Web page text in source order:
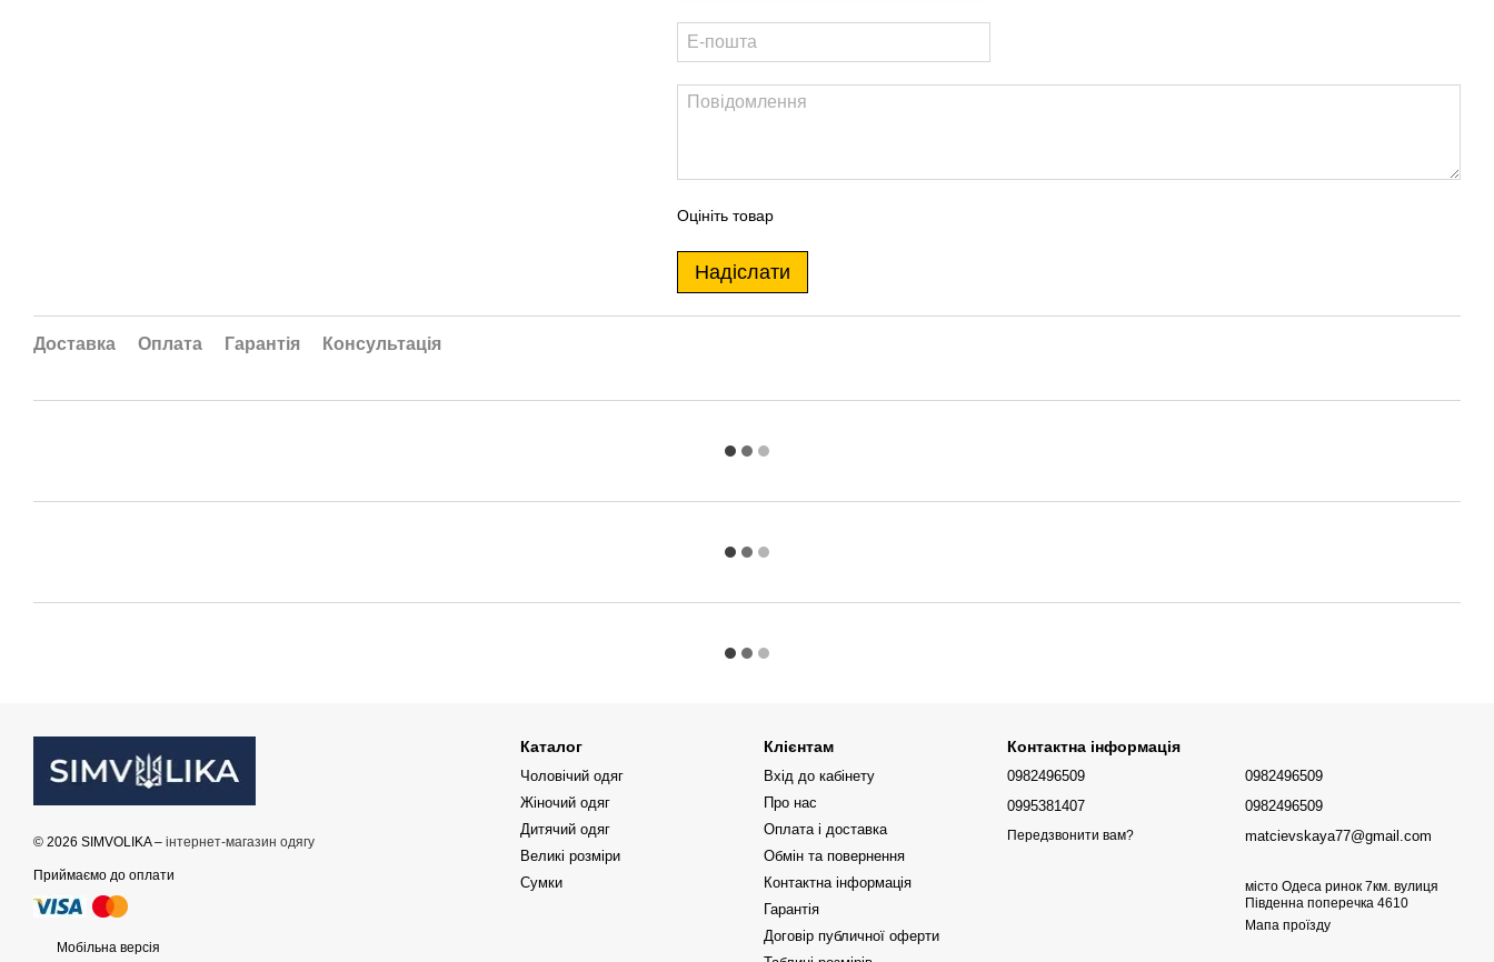
Оцініть товар
Надіслати
Доставка Оплата Гарантія Консультація
© 2026 SIMVOLIKA – інтернет-магазин одягу
Приймаємо до оплати
Мобільна версія
Каталог
Чоловічий одяг
Жіночий одяг
Дитячий одяг
Великі розміри
Сумки
Клієнтам
Вхід до кабінету
Про нас
Оплата і доставка
Обмін та повернення
Контактна інформація
Гарантія
Договір публичної оферти
Контактна інформація
0982496509
0995381407
Передзвонити вам?
0982496509
0982496509
matcievskaya77@gmail.com
місто Одеса ринок 7км. вулиця
Південна поперечка 4610
Мапа проїзду